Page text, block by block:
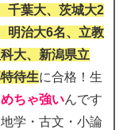
千葉大、茨城大2
明治大6名、立教
大、新潟県立
待生に合格！生
ちゃ強いんです
学・古文・小論